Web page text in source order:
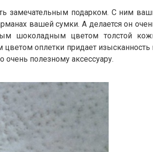
замечательным подарком. С ним
вашей сумки. А делается он
шоколадным цветом толстой
оплетки придает изысканность
очень полезному аксессуару.